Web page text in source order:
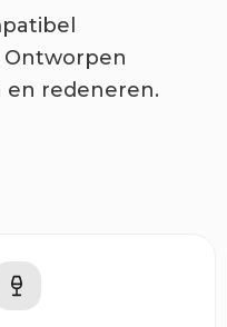
Ontworpen
en redeneren.